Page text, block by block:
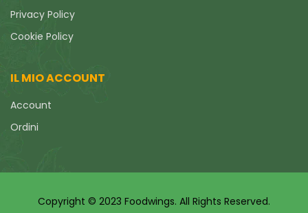
Privacy Policy
Cookie Policy
IL MIO ACCOUNT
Account
Ordini
Copyright © 2023 Foodwings. All Rights Reserved.